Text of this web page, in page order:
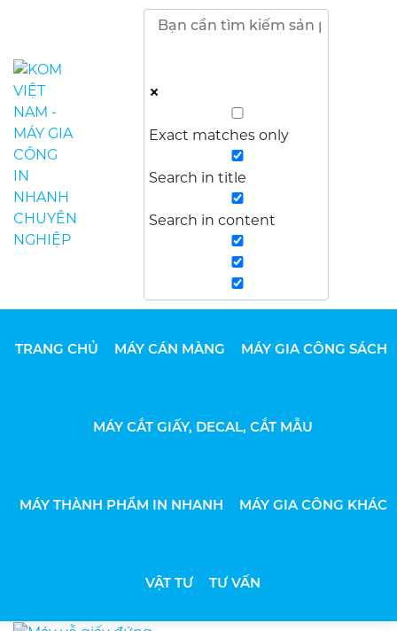
Exact matches only
Search in title
Search in content
TRANG CHỦ MÁY CÁN MÀNG MÁY GIA CÔNG SÁCH
MÁY CẮT GIẤY, DECAL, CẮT MẪU
MÁY THÀNH PHẨM IN NHANH MÁY GIA CÔNG KHÁC
VẬT TƯ TƯ VẤN